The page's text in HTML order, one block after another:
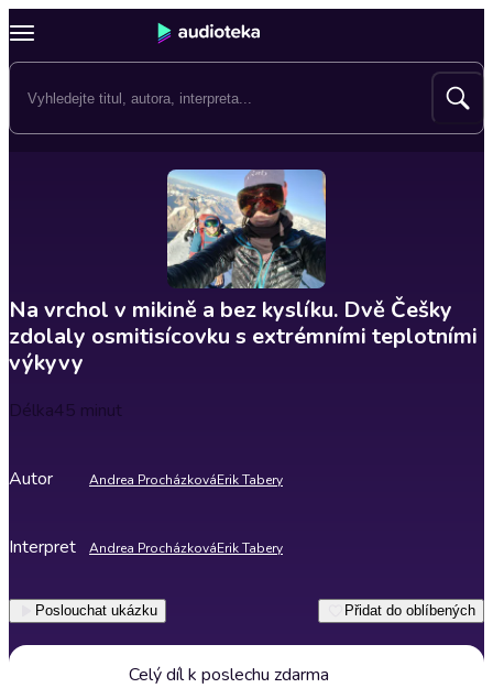
Na vrchol v mikině a bez kyslíku. Dvě Češky
zdolaly osmitisícovku s extrémními teplotními
výkyvy
Délka45 minut
Autor Andrea ProcházkováErik Tabery
Interpret Andrea ProcházkováErik Tabery
Poslouchat ukázku Přidat do oblíbených
Celý díl k poslechu zdarma